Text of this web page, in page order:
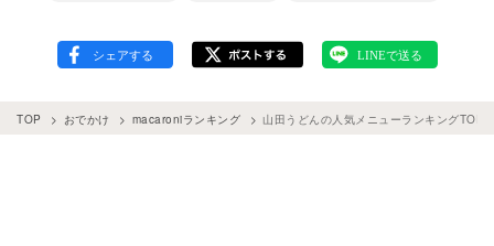
TOP おでかけ macaroniランキング 山田うどんの人気メニューランキング